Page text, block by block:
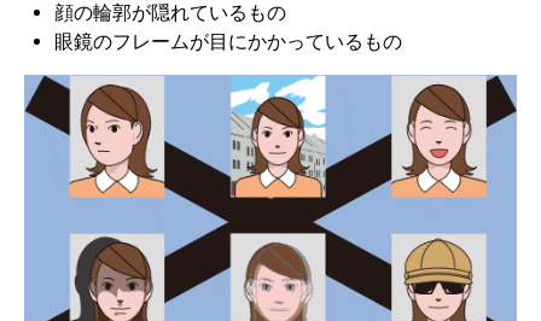
顔の輪郭が隠れているもの
眼鏡のフレームが目にかかっているもの